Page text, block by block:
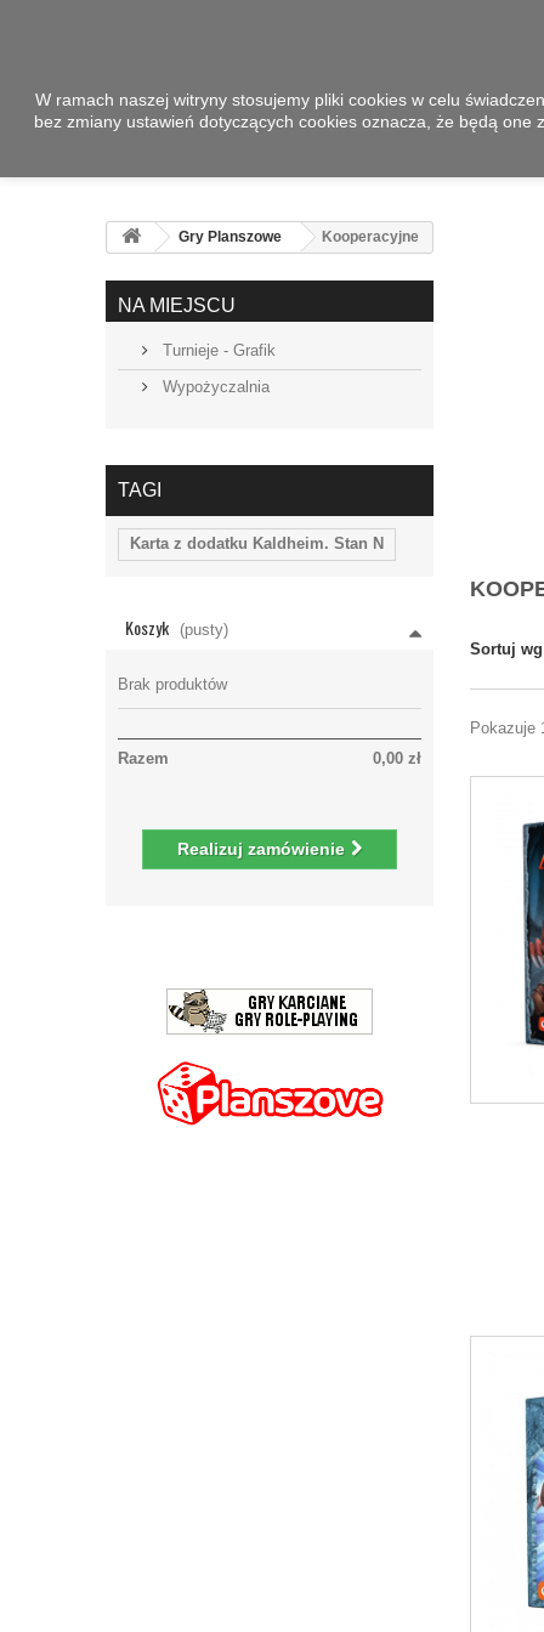
Gry Planszowe Kooperacyjne
NA MIEJSCU
Turnieje - Grafik
Wypożyczalnia
TAGI
Karta z dodatku Kaldheim. Stan N
Koszyk (pusty)
Brak produktów
0,00 zł
Razem
Realizuj zamówienie
Sortuj wg
Pokazuje
W ramach naszej witryny stosujemy pliki cookies w celu
bez zmiany ustawień dotyczących cookies oznacza, że będą